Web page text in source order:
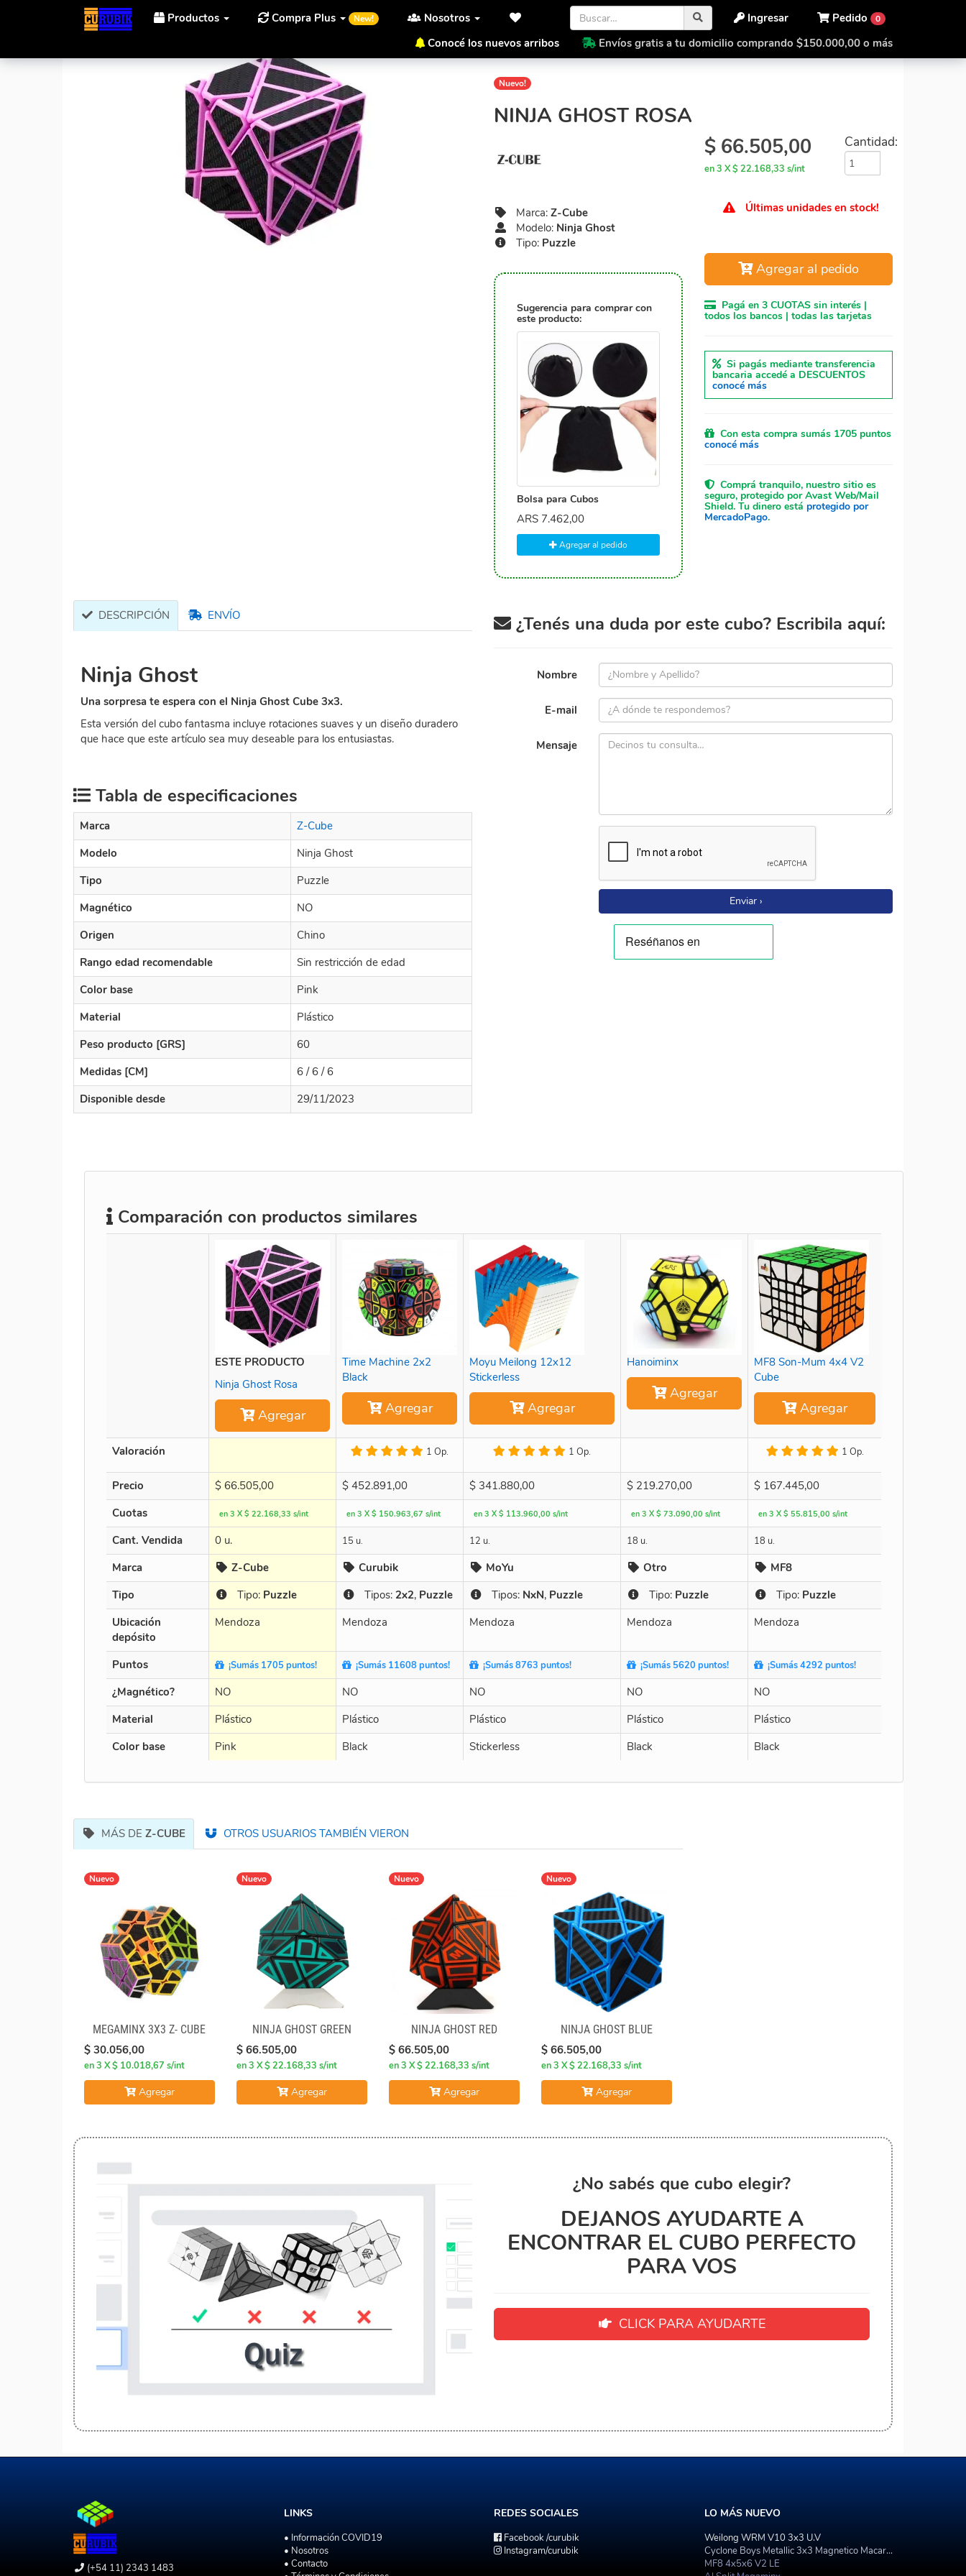
Productos Compra Plus New! Nosotros Pedido 0
Ingresar
Conocé los nuevos arribos
Envíos gratis a tu domicilio comprando $150.000,00 o más
Inicio Z-Cube Ninja Ghost Ninja Ghost Rosa
Nuevo!
NINJA GHOST ROSA
Marca: Z-Cube
Modelo: Ninja Ghost
Tipo: Puzzle
Sugerencia para comprar con
este producto:
Bolsa para Cubos
ARS 7.462,00
Agregar al pedido
$ 66.505,00
en 3 X $ 22.168,33 s/int
Cantidad:
Últimas unidades en stock!
Agregar al pedido
Pagá en 3 CUOTAS sin interés |
todos los bancos | todas las tarjetas
Si pagás mediante transferencia
bancaria accedé a DESCUENTOS
conocé más
Con esta compra sumás 1705 puntos
conocé más
Comprá tranquilo, nuestro sitio es
seguro, protegido por Avast Web/Mail
Shield. Tu dinero está protegido por
MercadoPago.
DESCRIPCIÓN ENVÍO
Ninja Ghost
Una sorpresa te espera con el Ninja Ghost Cube 3x3.
Esta versión del cubo fantasma incluye rotaciones suaves y un diseño duradero
que hace que este artículo sea muy deseable para los entusiastas.
Tabla de especificaciones
Marca
Z-Cube
Modelo
Ninja Ghost
Tipo
Puzzle
Magnético
NO
Origen
Chino
Rango edad recomendable
Sin restricción de edad
Color base
Pink
Material
Plástico
Peso producto [GRS]
60
Medidas [CM]
6 / 6 / 6
Disponible desde
29/11/2023
¿Tenés una duda por este cubo? Escribila aquí:
Nombre
E-mail
Mensaje
Enviar ›
Comparación con productos similares
ESTE PRODUCTO
Ninja Ghost Rosa
Agregar
Time Machine 2x2
Black
Agregar
Moyu Meilong 12x12
Stickerless
Agregar
Hanoiminx
Agregar
MF8 Son-Mum 4x4 V2
Cube
Agregar
Valoración 1 Op. 1 Op. 1 Op.
Precio $ 66.505,00 $ 452.891,00 $ 341.880,00 $ 219.270,00 $ 167.445,00
Cuotas
en 3 X $ 22.168,33 s/int en 3 X $ 150.963,67 s/int en 3 X $ 113.960,00 s/int en 3 X $ 73.090,00 s/int en 3 X $ 55.815,00 s/int
Cant. Vendida 0 u. 15 u. 12 u. 18 u. 18 u.
Marca Z-Cube Curubik MoYu Otro
MF8
Tipo
Tipo: Puzzle Tipos: 2x2, Puzzle Tipos: NxN, Puzzle Tipo: Puzzle Tipo: Puzzle
Ubicación
depósito
Mendoza Mendoza Mendoza Mendoza Mendoza
Puntos ¡Sumás 1705 puntos! ¡Sumás 11608 puntos! ¡Sumás 8763 puntos! ¡Sumás 5620 puntos! ¡Sumás 4292 puntos!
¿Magnético? NO NO NO NO
NO
Material
Plástico Plástico Plástico Plástico
Plástico
Color base
Pink Black Stickerless Black Black
MÁS DE Z-CUBE OTROS USUARIOS TAMBIÉN VIERON
Nuevo
MEGAMINX 3X3 Z- CUBE
$ 30.056,00
en 3 X $ 10.018,67 s/int
Agregar
Nuevo
NINJA GHOST GREEN
$ 66.505,00
en 3 X $ 22.168,33 s/int
Agregar
Nuevo
NINJA GHOST RED
$ 66.505,00
en 3 X $ 22.168,33 s/int
Agregar
Nuevo
NINJA GHOST BLUE
$ 66.505,00
en 3 X $ 22.168,33 s/int
Agregar
¿No sabés que cubo elegir?
DEJANOS AYUDARTE A
ENCONTRAR EL CUBO PERFECTO
PARA VOS
CLICK PARA AYUDARTE
(+54 11) 2343 1483
LINKS
• Información COVID19
• Nosotros
• Contacto
REDES SOCIALES
Facebook/curubik
Instagram/curubik
LO MÁS NUEVO
Weilong WRM V10 3x3 U.V
Cyclone Boys Metallic 3x3 Magnetico Macaron
MF8 4x5x6 V2 LE